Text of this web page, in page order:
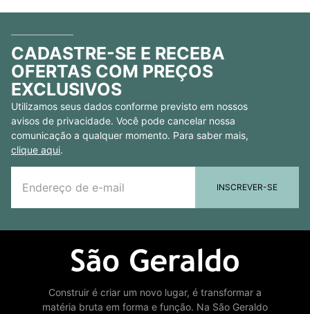
CADASTRE-SE E RECEBA
OFERTAS COM PREÇOS
EXCLUSIVOS
Utilizamos seus dados conforme previsto em nossos
avisos de privacidade. Você pode cancelar nossa
comunicação a qualquer momento. Para saber mais,
clique aqui.
INSCREVER-SE
Construir é criar um novo lugar, é transformar a
matéria bruta em forma e função. Na São Geraldo